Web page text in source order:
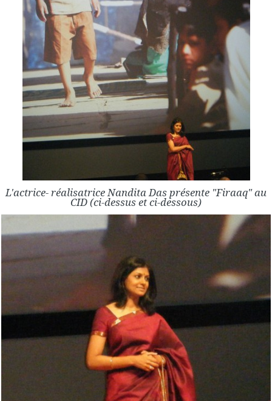
L'actrice- réalisatrice Nandita Das présente "Firaaq" au
CID (ci-dessus et ci-dessous)